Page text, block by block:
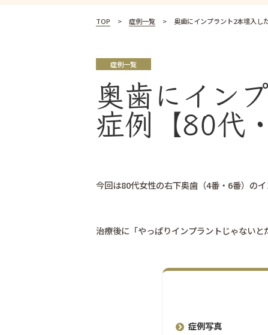
TOP 症例一覧 奥歯にインプラント2本埋入し
症例一覧
奥歯にイン
症例【80代
今回は80代女性の右下奥歯（4番・6番）の
治療後に「やっぱりインプラントじゃない
症例写真